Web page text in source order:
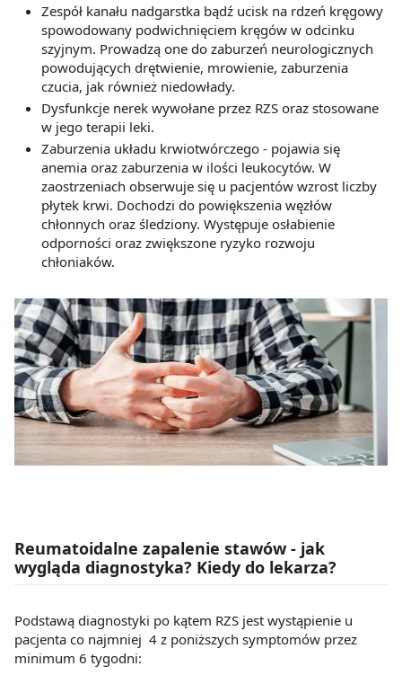
Zespół kanału nadgarstka bądź ucisk na rdzeń kręgowy
spowodowany podwichnięciem kręgów w odcinku
szyjnym. Prowadzą one do zaburzeń neurologicznych
powodujących drętwienie, mrowienie, zaburzenia
czucia, jak również niedowłady.
Dysfunkcje nerek wywołane przez RZS oraz stosowane
w jego terapii leki.
Zaburzenia układu krwiotwórczego - pojawia się
anemia oraz zaburzenia w ilości leukocytów. W
zaostrzeniach obserwuje się u pacjentów wzrost liczby
płytek krwi. Dochodzi do powiększenia węzłów
chłonnych oraz śledziony. Występuje osłabienie
odporności oraz zwiększone ryzyko rozwoju
chłoniaków.
Reumatoidalne zapalenie stawów - jak
wygląda diagnostyka? Kiedy do lekarza?
Podstawą diagnostyki po kątem RZS jest wystąpienie u
pacjenta co najmniej 4 z poniższych symptomów przez
minimum 6 tygodni: